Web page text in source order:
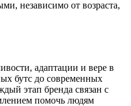
независимо от возраста,
адаптации и вере в
бутс до современных
этап бренда связан с
помочь людям